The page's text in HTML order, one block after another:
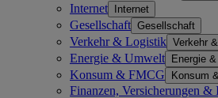
Internet Internet
Gesellschaft Gesellschaft
Verkehr & Logistik Verkehr
Energie & Umwelt Energie
Konsum & FMCG Konsum
Finanzen, Versicherungen &